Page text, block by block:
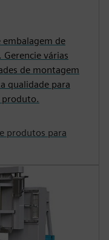
de
várias
de montagem
qualidade para
produto.
produtos para